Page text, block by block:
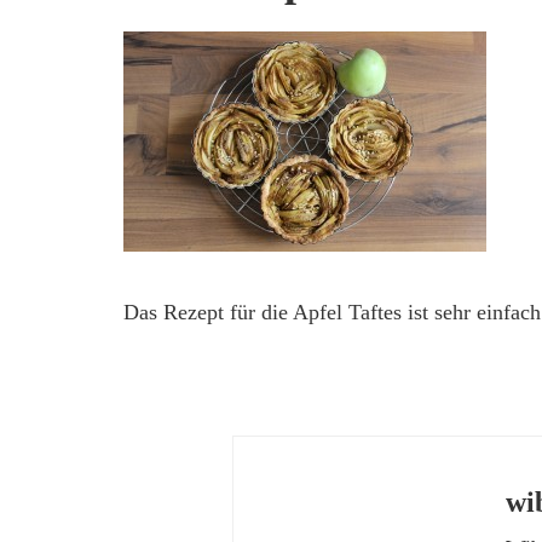
Das Rezept für die Apfel Taftes ist sehr einfach